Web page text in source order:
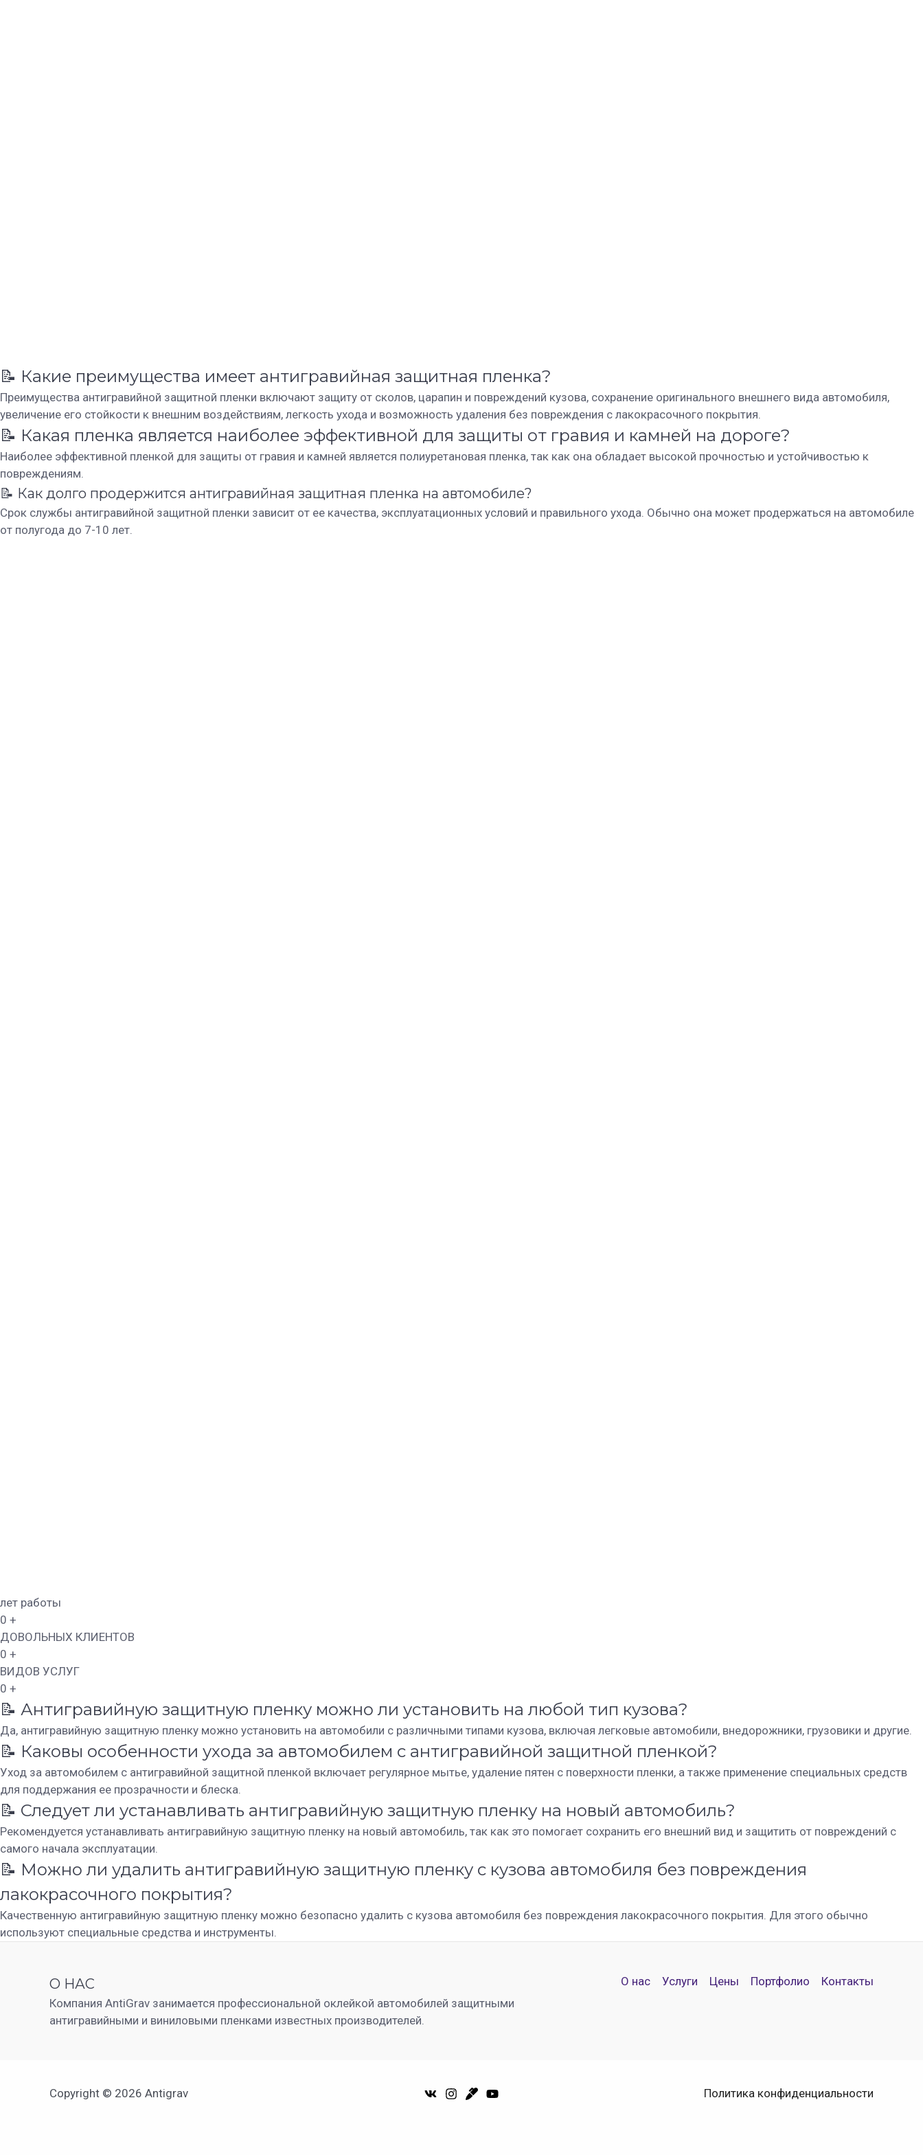
📝 Какие преимущества имеет антигравийная защитная пленка?
Преимущества антигравийной защитной пленки включают защиту от сколов, царапин и повреждений кузова, сохранение оригинального внешнего вида автомобиля,
увеличение его стойкости к внешним воздействиям, легкость ухода и возможность удаления без повреждения с лакокрасочного покрытия.
📝 Какая пленка является наиболее эффективной для защиты от гравия и камней на дороге?
Наиболее эффективной пленкой для защиты от гравия и камней является полиуретановая пленка, так как она обладает высокой прочностью и устойчивостью к
повреждениям.
📝 Как долго продержится антигравийная защитная пленка на автомобиле?
Срок службы антигравийной защитной пленки зависит от ее качества, эксплуатационных условий и правильного ухода. Обычно она может продержаться на автомобиле
от полугода до 7-10 лет.
лет работы
0 +
ДОВОЛЬНЫХ КЛИЕНТОВ
0 +
ВИДОВ УСЛУГ
0 +
📝 Антигравийную защитную пленку можно ли установить на любой тип кузова?
Да, антигравийную защитную пленку можно установить на автомобили с различными типами кузова, включая легковые автомобили, внедорожники, грузовики и другие.
📝 Каковы особенности ухода за автомобилем с антигравийной защитной пленкой?
Уход за автомобилем с антигравийной защитной пленкой включает регулярное мытье, удаление пятен с поверхности пленки, а также применение специальных средств
для поддержания ее прозрачности и блеска.
📝 Следует ли устанавливать антигравийную защитную пленку на новый автомобиль?
Рекомендуется устанавливать антигравийную защитную пленку на новый автомобиль, так как это помогает сохранить его внешний вид и защитить от повреждений с
самого начала эксплуатации.
📝 Можно ли удалить антигравийную защитную пленку с кузова автомобиля без повреждения
лакокрасочного покрытия?
Качественную антигравийную защитную пленку можно безопасно удалить с кузова автомобиля без повреждения лакокрасочного покрытия. Для этого обычно
используют специальные средства и инструменты.
О НАС
Компания AntiGrav занимается профессиональной оклейкой автомобилей защитными
антигравийными и виниловыми пленками известных производителей.
О нас Услуги Цены Портфолио Контакты
Copyright © 2026 Antigrav Политика конфиденциальности